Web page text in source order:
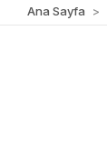
Ana Sayfa